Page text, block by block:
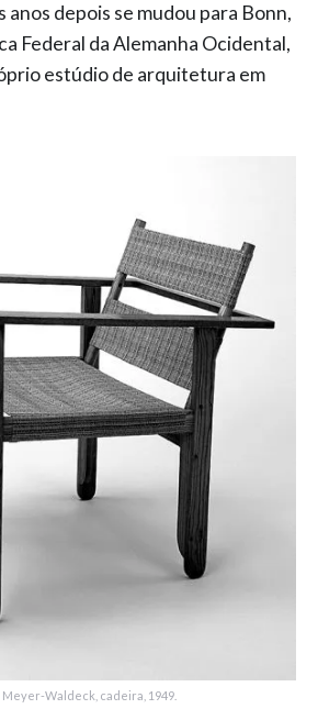
anos depois se mudou para Bonn,
Federal da Alemanha Ocidental,
estúdio de arquitetura em
Waldeck, cadeira, 1949.